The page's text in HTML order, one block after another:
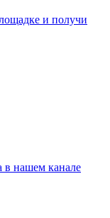
и получи
в нашем канале